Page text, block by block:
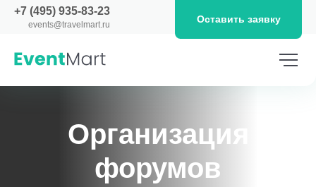
+7 (495) 935-83-23
events@travelmart.ru Оставить заявку
Организация
форумов